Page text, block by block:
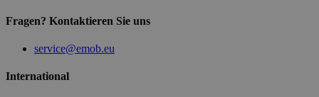
Fragen? Kontaktieren Sie uns
service@emob.eu
International